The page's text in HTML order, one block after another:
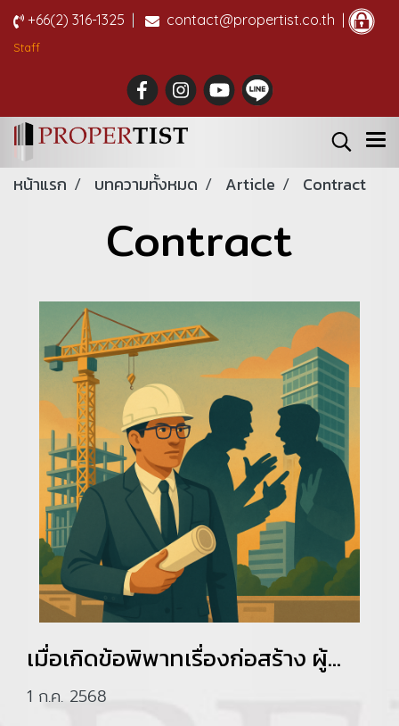
+66(2) 316-1325 contact@propertist.co.th |
Staff
หน้าแรก บทความทั้งหมด Article Contract
Contract
เมื่อเกิดข้อพิพาทเรื่องก่อสร้าง ผู้
เชี่ยวชาญการก่อสร้างสำคัญแค่ไหน?
1 ก.ค. 2568